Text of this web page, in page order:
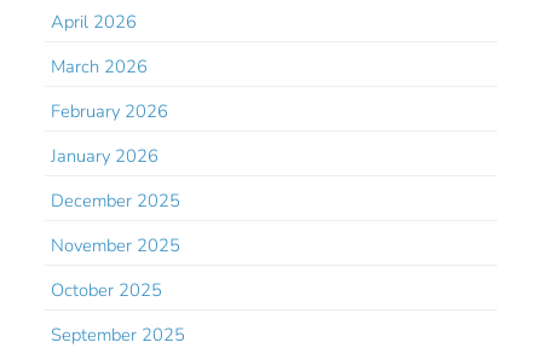
April 2026
March 2026
February 2026
January 2026
December 2025
November 2025
October 2025
September 2025